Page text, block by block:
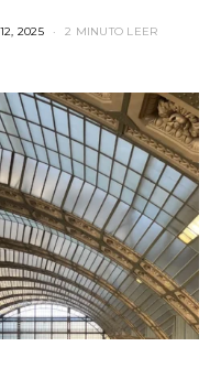
2025 2 MINUTO LEER